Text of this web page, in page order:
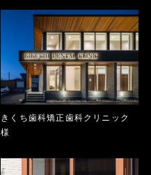
きくち歯科矯正歯科クリニック
様